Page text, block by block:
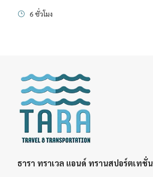
6 ชั่วโมง
ธารา ทราเวล แอนด์ ทรานสปอร์ตเทชั่น